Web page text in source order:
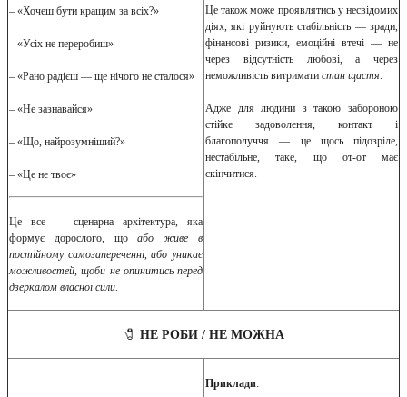
– «Хочеш бути кращим за всіх?»
– «Усіх не переробиш»
– «Рано радієш — ще нічого не сталося»
– «Не зазнавайся»
– «Що, найрозумніший?»
– «Це не твоє»
Це все — сценарна архітектура, яка
формує дорослого, щоабо живе в
постійному самозапереченні,або уникає
можливостей, щоби не опинитись перед
дзеркалом власної сили.
Це також може проявлятись у несвідомих
діях, які руйнують стабільність — зради,
фінансові ризики, емоційні втечі — не
через відсутність любові, а через
неможливість витримати стан щастя.
Адже для людини з такою забороною
стійке задоволення, контакт і
благополуччя — це щось підозріле,
нестабільне, таке, що от-от має
скінчитися.
🧷 НЕ РОБИ / НЕ МОЖНА
Приклади: